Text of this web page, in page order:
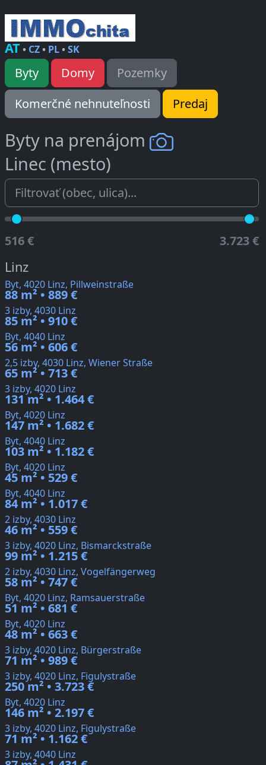
AT• CZ• PL•SK
Byty Domy
Pozemky
Komerčné nehnuteľnosti
Predaj
Byty na prenájom
Linec (mesto)
516 € 3.723 €
Linz
Byt, 4020 Linz, Pillweinstraße
88 m² • 889 €
3 izby, 4030 Linz
85 m² • 910 €
Byt, 4040 Linz
56 m² • 606 €
2,5 izby, 4030 Linz, Wiener Straße
65 m² • 713 €
3 izby, 4020 Linz
131 m² • 1.464 €
Byt, 4020 Linz
147 m² • 1.682 €
Byt, 4040 Linz
103 m² • 1.182 €
Byt, 4020 Linz
45 m² • 529 €
Byt, 4040 Linz
84 m² • 1.017 €
2 izby, 4030 Linz
46 m² • 559 €
3 izby, 4020 Linz, Bismarckstraße
99 m² • 1.215 €
2 izby, 4030 Linz, Vogelfängerweg
58 m² • 747 €
Byt, 4020 Linz, Ramsauerstraße
51 m² • 681 €
Byt, 4020 Linz
48 m² • 663 €
3 izby, 4020 Linz, Bürgerstraße
71 m² • 989 €
3 izby, 4020 Linz, Figulystraße
250 m² • 3.723 €
Byt, 4020 Linz
146 m² • 2.197 €
3 izby, 4020 Linz, Figulystraße
71 m² • 1.162 €
3 izby, 4040 Linz